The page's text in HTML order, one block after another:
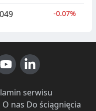
-0.07%
serwisu
O nas Do ściągnięcia